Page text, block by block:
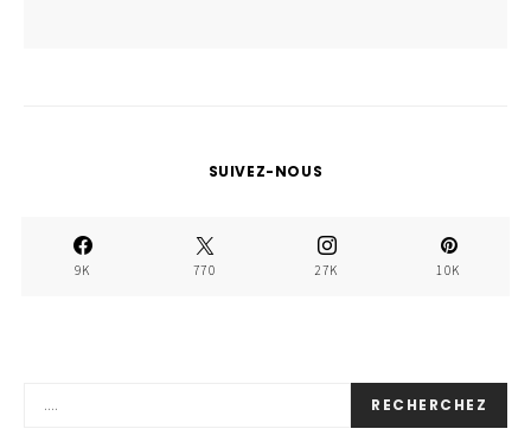
SUIVEZ-NOUS
9K 770 27K 10K
RECHERCHEZ